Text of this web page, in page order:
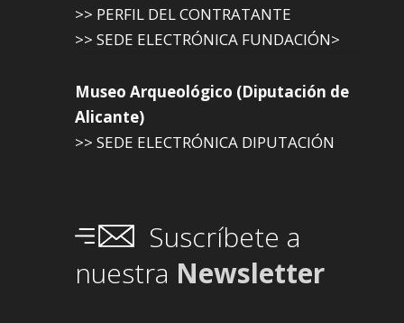
>> PERFIL DEL CONTRATANTE
>> SEDE ELECTRÓNICA FUNDACIÓN>
Museo Arqueológico (Diputación de
Alicante)
>> SEDE ELECTRÓNICA DIPUTACIÓN
Suscríbete a
nuestra Newsletter